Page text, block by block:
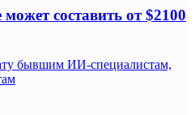
составить от $2100
бывшим ИИ-специалистам,